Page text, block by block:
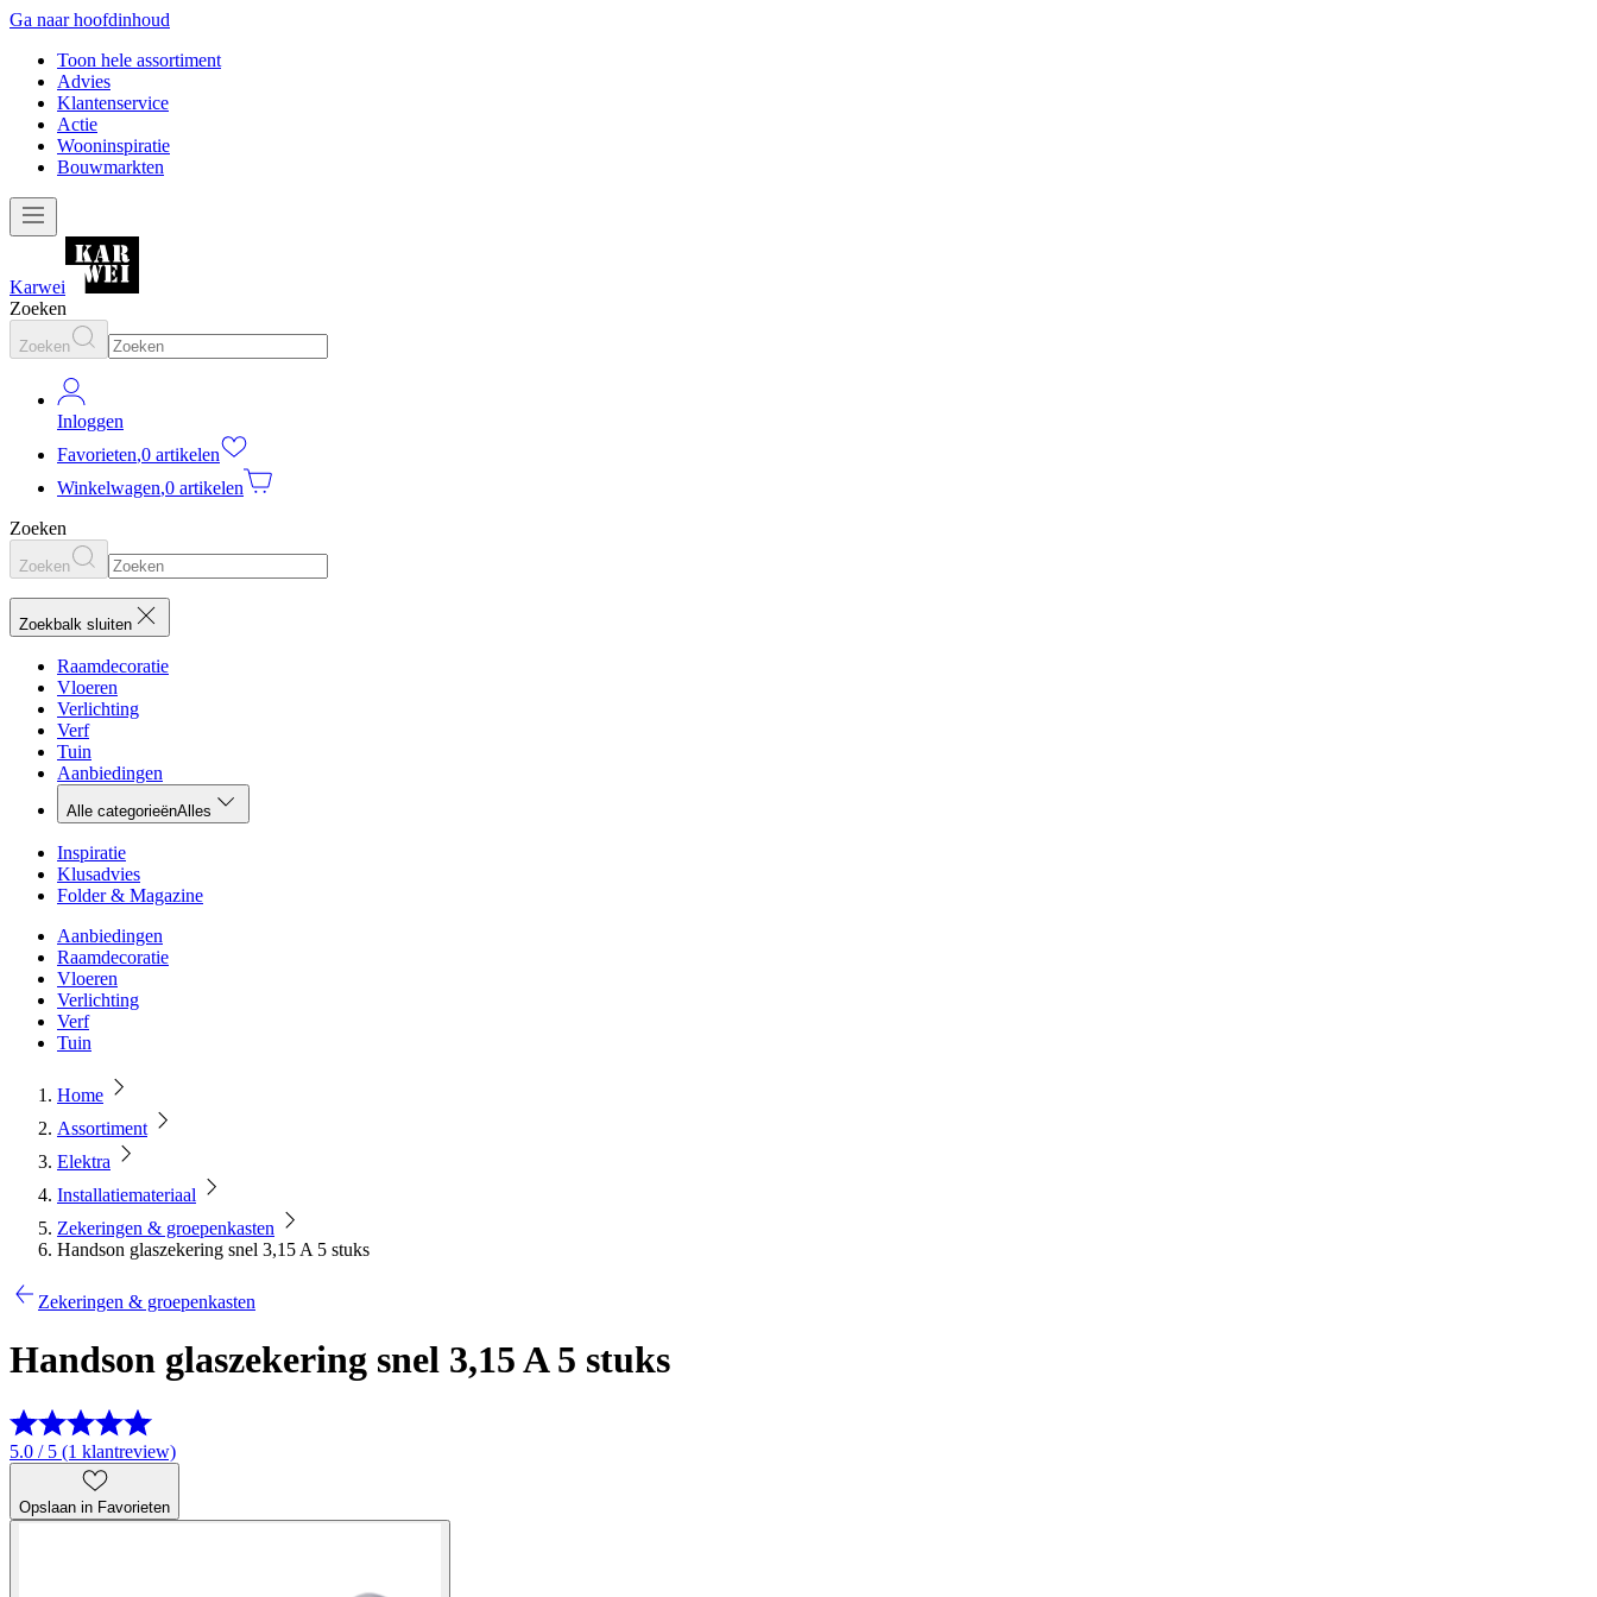
Ga naar hoofdinhoud
Toon hele assortiment
Advies
Klantenservice
Actie
Wooninspiratie
Bouwmarkten
Karwei
Zoeken
Zoeken
Inloggen
Favorieten,0 artikelen
Winkelwagen,0 artikelen
Zoeken
Zoeken
Zoekbalk sluiten
Raamdecoratie
Vloeren
Verlichting
Verf
Tuin
Aanbiedingen
Alle categorieënAlles
Inspiratie
Klusadvies
Folder & Magazine
Aanbiedingen
Raamdecoratie
Vloeren
Verlichting
Verf
Tuin
Home
Assortiment
Elektra
Installatiemateriaal
Zekeringen & groepenkasten
Handson glaszekering snel 3,15 A 5 stuks
Zekeringen & groepenkasten
Handson glaszekering snel 3,15 A 5 stuks
5.0 / 5 (1 klantreview)
Opslaan in Favorieten